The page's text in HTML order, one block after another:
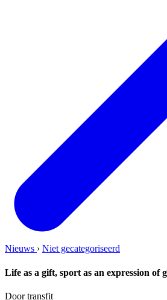
Nieuws › Niet gecategoriseerd
Life as a gift, sport as an expression of
Door transfit